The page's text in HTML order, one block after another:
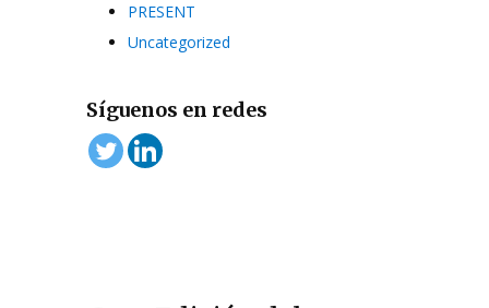
PRESENT
Uncategorized
Síguenos en redes